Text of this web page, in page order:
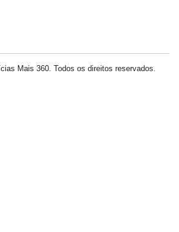
Mais 360. Todos os direitos reservados.